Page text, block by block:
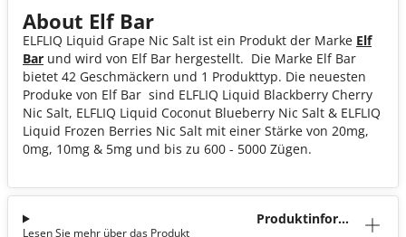
About Elf Bar
ELFLIQ Liquid Grape Nic Salt ist ein Produkt der Marke Elf
Bar und wird von Elf Bar hergestellt. Die Marke Elf Bar
bietet 42 Geschmäckern und 1 Produkttyp. Die neuesten
Produke von Elf Bar sind ELFLIQ Liquid Blackberry Cherry
Nic Salt, ELFLIQ Liquid Coconut Blueberry Nic Salt & ELFLIQ
Liquid Frozen Berries Nic Salt mit einer Stärke von 20mg,
0mg, 10mg & 5mg und bis zu 600 - 5000 Zügen.
Produktinforma
Lesen Sie mehr über das Produkt